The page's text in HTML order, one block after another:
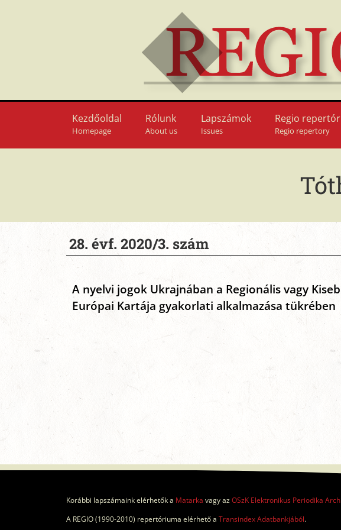
Kezdőoldal
Homepage
Rólunk
About us
Lapszámok
Issues
Regio
Regio repertory
28. évf. 2020/3. szám
A nyelvi jogok Ukrajnában a Regionális vagy
Európai Kartája gyakorlati alkalmazása tükrében
Korábbi lapszámaink elérhetők a Matarka vagy azOSzK Elektronikus Periodika
A REGIO (1990-2010) repertóriuma elérhető a Transindex Adatbankjából.